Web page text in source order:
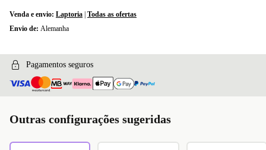
Venda e envio: Laptoria Todas as ofertas
Envio de: Alemanha
Pagamentos seguros
Outras configurações sugeridas